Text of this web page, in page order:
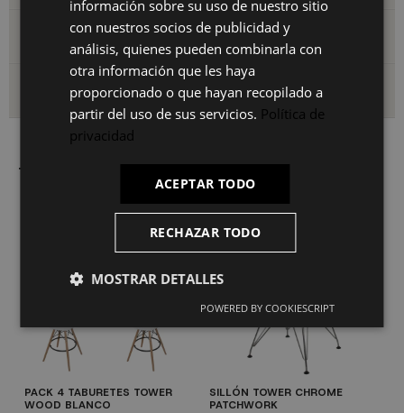
Archivos adjuntos
Envío y devoluciones
También le puede interesar
PACK 4 TABURETES TOWER
WOOD BLANCO
SILLÓN TOWER CHROME
PATCHWORK
información sobre su uso de nuestro sitio
con nuestros socios de publicidad y
análisis, quienes pueden combinarla con
otra información que les haya
proporcionado o que hayan recopilado a
partir del uso de sus servicios. Política de
privacidad
ACEPTAR TODO
RECHAZAR TODO
MOSTRAR DETALLES
POWERED BY COOKIESCRIPT